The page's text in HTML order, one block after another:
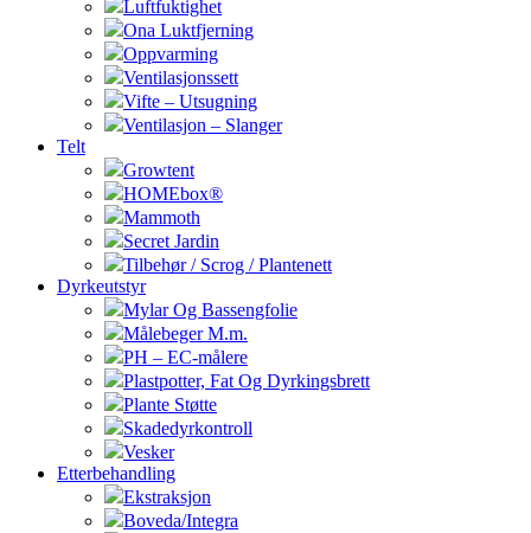
Luftfuktighet
Ona Luktfjerning
Oppvarming
Ventilasjonssett
Vifte – Utsugning
Ventilasjon – Slanger
Telt
Growtent
HOMEbox®
Mammoth
Secret Jardin
Tilbehør / Scrog / Plantenett
Dyrkeutstyr
Mylar Og Bassengfolie
Målebeger M.m.
PH – EC-målere
Plastpotter, Fat Og Dyrkingsbrett
Plante Støtte
Skadedyrkontroll
Vesker
Etterbehandling
Ekstraksjon
Boveda/Integra